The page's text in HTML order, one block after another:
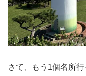
さて、もう1個名所